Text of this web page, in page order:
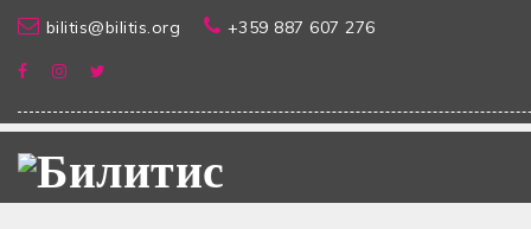
bilitis@bilitis.org +359 887 607 276